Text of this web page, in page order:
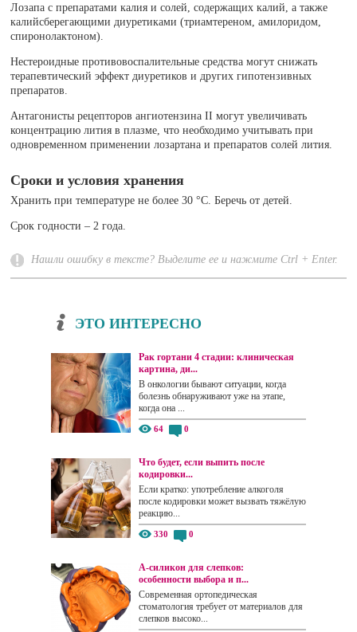
Лозапа с препаратами калия и солей, содержащих калий, а также
калийсберегающими диуретиками (триамтереном, амилоридом,
спиронолактоном).
Нестероидные противовоспалительные средства могут снижать
терапевтический эффект диуретиков и других гипотензивных
препаратов.
Антагонисты рецепторов ангиотензина II могут увеличивать
концентрацию лития в плазме, что необходимо учитывать при
одновременном применении лозартана и препаратов солей лития.
Сроки и условия хранения
Хранить при температуре не более 30 °C. Беречь от детей.
Срок годности – 2 года.
Нашли ошибку в тексте? Выделите ее и нажмите Ctrl + Enter.
ЭТО ИНТЕРЕСНО
Рак гортани 4 стадии: клиническая
картина, ди...
В онкологии бывают ситуации, когда
болезнь обнаруживают уже на этапе,
когда она ...
64 0
Что будет, если выпить после
кодировки...
Если кратко: употребление алкоголя
после кодировки может вызвать тяжёлую
реакцию...
330 0
А-силикон для слепков:
особенности выбора и п...
Современная ортопедическая
стоматология требует от материалов для
слепков высоко...